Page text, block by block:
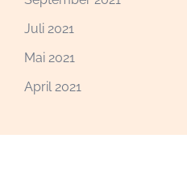
Juli 2021
Mai 2021
April 2021